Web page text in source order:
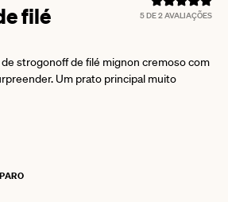
5DE2AVALIAÇÕES
filé
strogonoff de filé mignon cremoso com
Um prato principal muito